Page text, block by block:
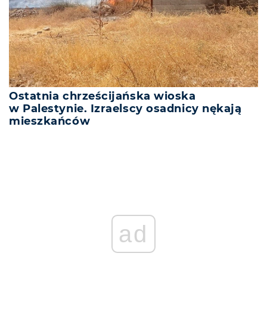
Ostatnia chrześcijańska wioska
w Palestynie. Izraelscy osadnicy nękają
mieszkańców
ad